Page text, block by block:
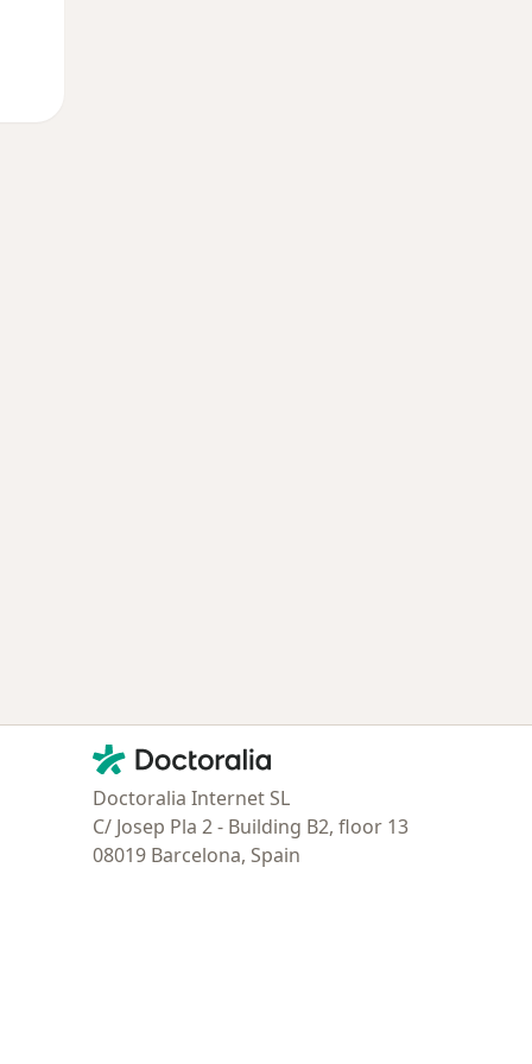
Contacto
Doctoralia - Página de inicio
Doctoralia Internet SL
C/ Josep Pla 2 - Building B2, floor 13
08019 Barcelona, Spain